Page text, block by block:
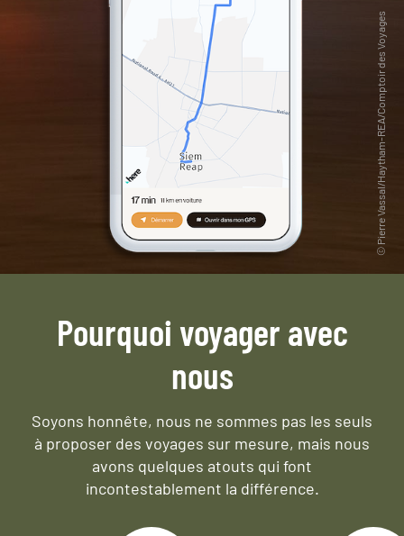
Pourquoi voyager avec
nous
Soyons honnête, nous ne sommes pas les seuls
à proposer des voyages sur mesure, mais nous
avons quelques atouts qui font
incontestablement la différence.